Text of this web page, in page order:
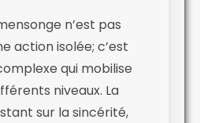
n’est pas
action isolée; c’est
qui mobilise
niveaux. La
sur la sincérité,